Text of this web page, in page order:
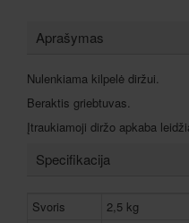
Aprašymas
Nulenkiama kilpelė diržui.
Beraktis griebtuvas.
Įtraukiamoji diržo apkaba
Specifikacija
Svoris
2,5 kg